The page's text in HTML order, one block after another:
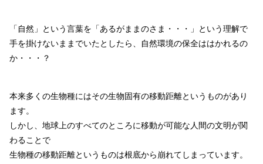
「自然」という言葉を「あるがままのさま・・・」という理解で
手を掛けないままでいたとしたら、自然環境の保全ははかれるの
か・・・？
本来多くの生物種にはその生物固有の移動距離というものがあり
ます。
しかし、地球上のすべてのところに移動が可能な人間の文明が関
わることで
生物種の移動距離というものは根底から崩れてしまっています。